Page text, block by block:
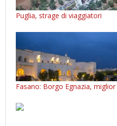
Puglia, strage di viaggiatori
Fasano: Borgo Egnazia,